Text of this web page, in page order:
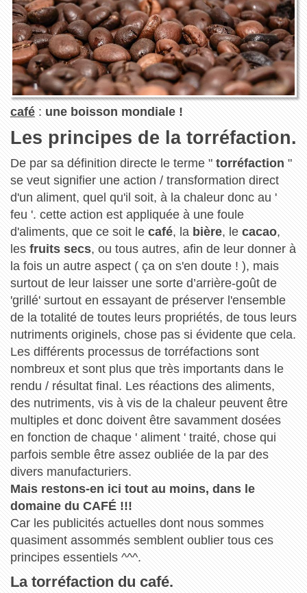
café: une boisson mondiale !
Les principes de la torréfaction.
De par sa définition directe le terme " torréfaction "
se veut signifier une action / transformation direct
d'un aliment, quel qu'il soit, à la chaleur donc au '
feu '. cette action est appliquée à une foule
d'aliments, que ce soit le café, la bière, le cacao,
les fruits secs, ou tous autres, afin de leur donner à
la fois un autre aspect ( ça on s'en doute ! ), mais
surtout de leur laisser une sorte d’arrière-goût de
'grillé' surtout en essayant de préserver l'ensemble
de la totalité de toutes leurs propriétés, de tous leurs
nutriments originels, chose pas si évidente que cela.
Les différents processus de torréfactions sont
nombreux et sont plus que très importants dans le
rendu / résultat final. Les réactions des aliments,
des nutriments, vis à vis de la chaleur peuvent être
multiples et donc doivent être savamment dosées
en fonction de chaque ' aliment ' traité, chose qui
parfois semble être assez oubliée de la par des
divers manufacturiers.
Mais restons-en ici tout au moins, dans le
domaine du CAFÉ !!!
Car les publicités actuelles dont nous sommes
quasiment assommés semblent oublier tous ces
principes essentiels ^^^.
La torréfaction du café.